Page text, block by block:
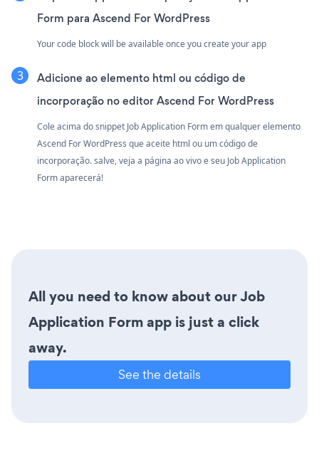
Form para Ascend For WordPress
Your code block will be available once you create your app
Adicione ao elemento html ou código de
incorporação no editor Ascend For WordPress
Cole acima do snippet Job Application Form em qualquer elemento
Ascend For WordPress que aceite html ou um código de
incorporação. salve, veja a página ao vivo e seu Job Application
Form aparecerá!
All you need to know about our Job
Application Form app is just a click
away.
See the details